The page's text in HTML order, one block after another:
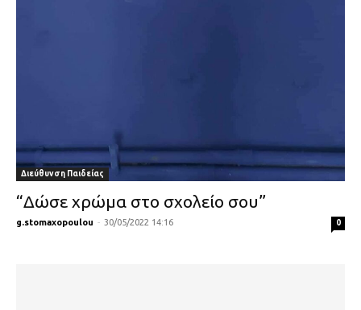
Διεύθυνση Παιδείας
“Δώσε χρώμα στο σχολείο σου”
g.stomaxopoulou - 30/05/2022 14:16 0